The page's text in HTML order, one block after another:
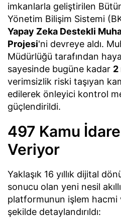
imkanlarla geliştirilen
Yönetim Bilişim Sistemi
Yapay Zeka Destekli
Projesi'ni devreye aldı.
Müdürlüğü tarafından
sayesinde bugüne kadar 2
verimsizlik riski taşıyan
edilerek önleyici kontrol
güçlendirildi.
497 Kamu
Veriyor
Yaklaşık 16 yıllık dijital
sonucu olan yeni nesil
platformunun işlem hacmi
şekilde detaylandırıldı: